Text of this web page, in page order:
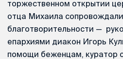
торжественном открытии
отца Михаила
благотворительности —
епархиями диакон Игорь
помощи беженцам, куратор